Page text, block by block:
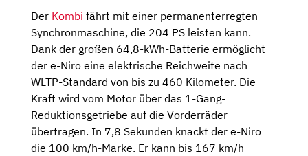
Der Kombi fährt mit einer permanenterregten
Synchronmaschine, die 204 PS leisten kann.
Dank der großen 64,8-kWh-Batterie ermöglicht
der e-Niro eine elektrische Reichweite nach
WLTP-Standard von bis zu 460 Kilometer. Die
Kraft wird vom Motor über das 1-Gang-
Reduktionsgetriebe auf die Vorderräder
übertragen. In 7,8 Sekunden knackt der e-Niro
die 100 km/h-Marke. Er kann bis 167 km/h